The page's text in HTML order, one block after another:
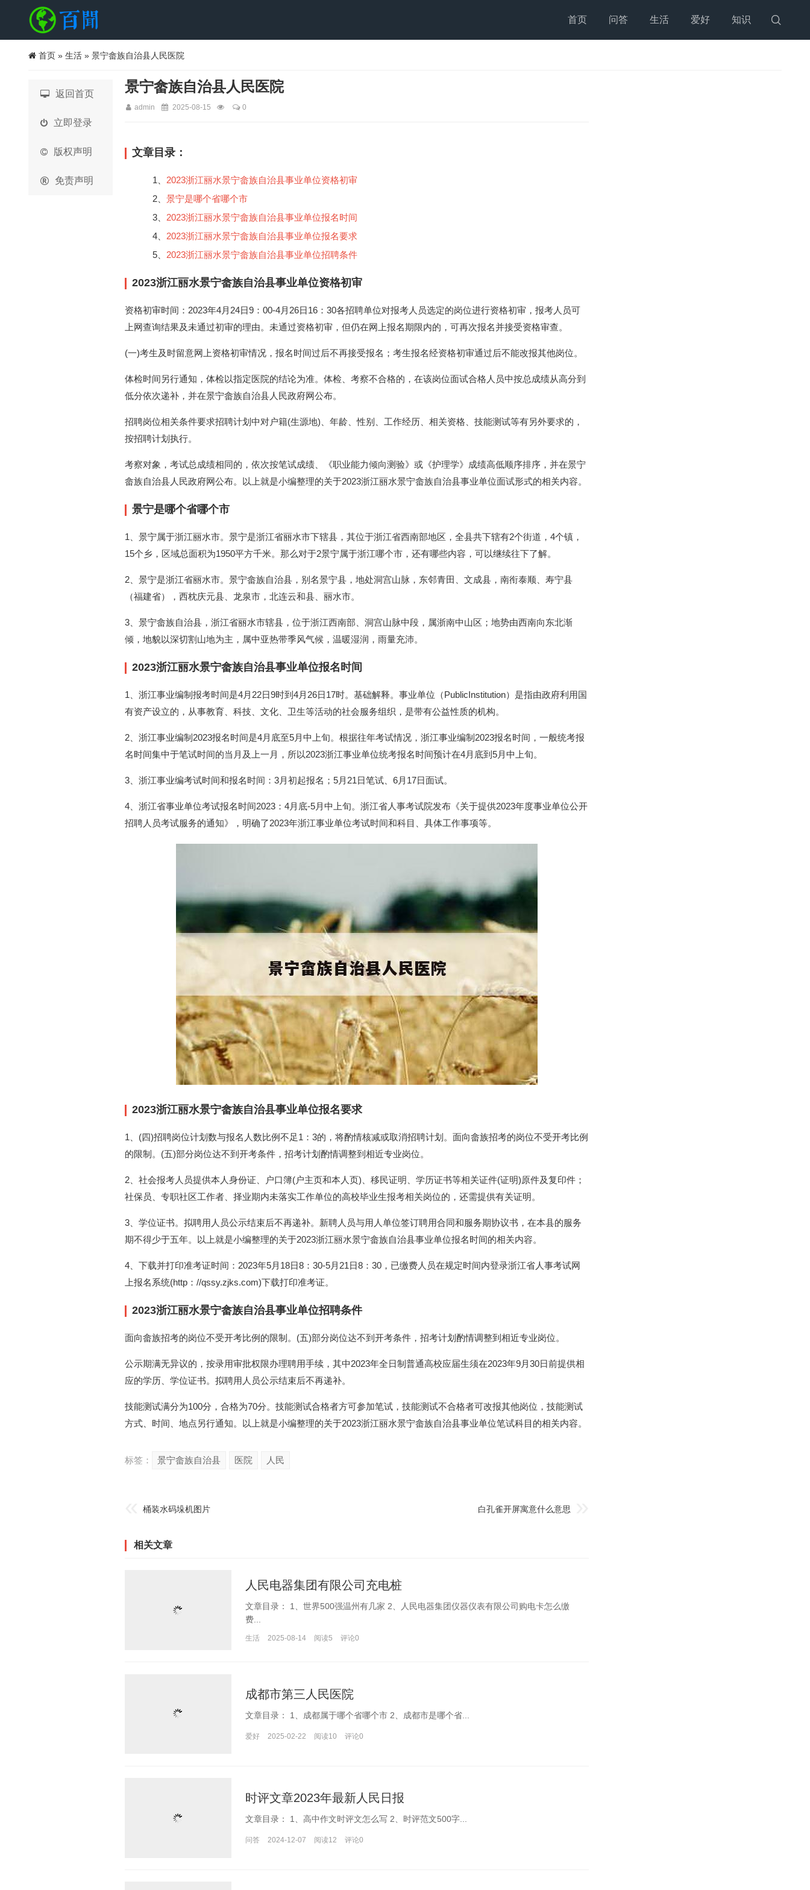

首页 问答 生活 爱好 知识
首页 » 生活 » 景宁畲族自治县人民医院
返回首页
立即登录
版权声明
免责声明
景宁畲族自治县人民医院
admin 2025-08-15 0
文章目录：
1、 2023浙江丽水景宁畲族自治县事业单位资格初审
2、 景宁是哪个省哪个市
3、 2023浙江丽水景宁畲族自治县事业单位报名时间
4、 2023浙江丽水景宁畲族自治县事业单位报名要求
5、 2023浙江丽水景宁畲族自治县事业单位招聘条件
2023浙江丽水景宁畲族自治县事业单位资格初审
资格初审时间：2023年4月24日9：00-4月26日16：30各招聘单位对报考人员选定的岗位进行资格初审，报考人员可
上网查询结果及未通过初审的理由。未通过资格初审，但仍在网上报名期限内的，可再次报名并接受资格审查。
(一)考生及时留意网上资格初审情况，报名时间过后不再接受报名；考生报名经资格初审通过后不能改报其他岗位。
体检时间另行通知，体检以指定医院的结论为准。体检、考察不合格的，在该岗位面试合格人员中按总成绩从高分到
低分依次递补，并在景宁畲族自治县人民政府网公布。
招聘岗位相关条件要求招聘计划中对户籍(生源地)、年龄、性别、工作经历、相关资格、技能测试等有另外要求的，
按招聘计划执行。
考察对象，考试总成绩相同的，依次按笔试成绩、《职业能力倾向测验》或《护理学》成绩高低顺序排序，并在景宁
畲族自治县人民政府网公布。以上就是小编整理的关于2023浙江丽水景宁畲族自治县事业单位面试形式的相关内容。
景宁是哪个省哪个市
1、景宁属于浙江丽水市。景宁是浙江省丽水市下辖县，其位于浙江省西南部地区，全县共下辖有2个街道，4个镇，
15个乡，区域总面积为1950平方千米。那么对于2景宁属于浙江哪个市，还有哪些内容，可以继续往下了解。
2、景宁是浙江省丽水市。景宁畲族自治县，别名景宁县，地处洞宫山脉，东邻青田、文成县，南衔泰顺、寿宁县
（福建省），西枕庆元县、龙泉市，北连云和县、丽水市。
3、景宁畲族自治县，浙江省丽水市辖县，位于浙江西南部、洞宫山脉中段，属浙南中山区；地势由西南向东北渐
倾，地貌以深切割山地为主，属中亚热带季风气候，温暖湿润，雨量充沛。
2023浙江丽水景宁畲族自治县事业单位报名时间
1、浙江事业编制报考时间是4月22日9时到4月26日17时。基础解释。事业单位（PublicInstitution）是指由政府利用国
有资产设立的，从事教育、科技、文化、卫生等活动的社会服务组织，是带有公益性质的机构。
2、浙江事业编制2023报名时间是4月底至5月中上旬。根据往年考试情况，浙江事业编制2023报名时间，一般统考报
名时间集中于笔试时间的当月及上一月，所以2023浙江事业单位统考报名时间预计在4月底到5月中上旬。
3、浙江事业编考试时间和报名时间：3月初起报名；5月21日笔试、6月17日面试。
4、浙江省事业单位考试报名时间2023：4月底-5月中上旬。浙江省人事考试院发布《关于提供2023年度事业单位公开
招聘人员考试服务的通知》，明确了2023年浙江事业单位考试时间和科目、具体工作事项等。
2023浙江丽水景宁畲族自治县事业单位报名要求
1、(四)招聘岗位计划数与报名人数比例不足1：3的，将酌情核减或取消招聘计划。面向畲族招考的岗位不受开考比例
的限制。(五)部分岗位达不到开考条件，招考计划酌情调整到相近专业岗位。
2、社会报考人员提供本人身份证、户口簿(户主页和本人页)、移民证明、学历证书等相关证件(证明)原件及复印件；
社保员、专职社区工作者、择业期内未落实工作单位的高校毕业生报考相关岗位的，还需提供有关证明。
3、学位证书。拟聘用人员公示结束后不再递补。新聘人员与用人单位签订聘用合同和服务期协议书，在本县的服务
期不得少于五年。以上就是小编整理的关于2023浙江丽水景宁畲族自治县事业单位报名时间的相关内容。
4、下载并打印准考证时间：2023年5月18日8：30-5月21日8：30，已缴费人员在规定时间内登录浙江省人事考试网
上报名系统(http：//qssy.zjks.com)下载打印准考证。
2023浙江丽水景宁畲族自治县事业单位招聘条件
面向畲族招考的岗位不受开考比例的限制。(五)部分岗位达不到开考条件，招考计划酌情调整到相近专业岗位。
公示期满无异议的，按录用审批权限办理聘用手续，其中2023年全日制普通高校应届生须在2023年9月30日前提供相
应的学历、学位证书。拟聘用人员公示结束后不再递补。
技能测试满分为100分，合格为70分。技能测试合格者方可参加笔试，技能测试不合格者可改报其他岗位，技能测试
方式、时间、地点另行通知。以上就是小编整理的关于2023浙江丽水景宁畲族自治县事业单位笔试科目的相关内容。
标签： 景宁畲族自治县 医院 人民
桶装水码垛机图片 白孔雀开屏寓意什么意思
相关文章
人民电器集团有限公司充电桩
文章目录： 1、世界500强温州有几家 2、人民电器集团仪器仪表有限公司购电卡怎么缴
费...
生活 2025-08-14 阅读5 评论0
成都市第三人民医院
文章目录： 1、成都属于哪个省哪个市 2、成都市是哪个省...
爱好 2025-02-22 阅读10 评论0
时评文章2023年最新人民日报
文章目录： 1、高中作文时评文怎么写 2、时评范文500字...
问答 2024-12-07 阅读12 评论0